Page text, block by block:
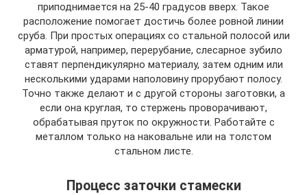
приподнимается на 25-40 градусов вверх. Такое
расположение помогает достичь более ровной линии
сруба. При простых операциях со стальной полосой или
арматурой, например, перерубание, слесарное зубило
ставят перпендикулярно материалу, затем одним или
несколькими ударами наполовину прорубают полосу.
Точно также делают и с другой стороны заготовки, а
если она круглая, то стержень проворачивают,
обрабатывая пруток по окружности. Работайте с
металлом только на наковальне или на толстом
стальном листе.
Процесс заточки стамески